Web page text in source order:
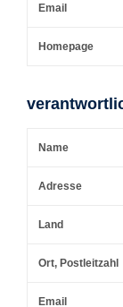
Email
Homepage
Name
Adresse
Land
Ort, Postleitzahl
Email